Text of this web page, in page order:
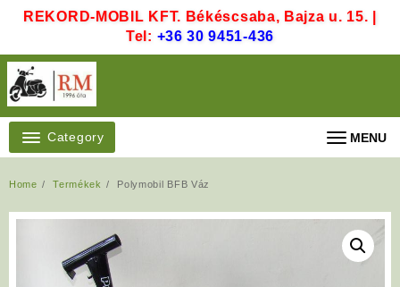
REKORD-MOBIL KFT. Békéscsaba, Bajza u. 15. |
Tel: +36 30 9451-436
Category MENU
Home Termékek Polymobil BFB Váz